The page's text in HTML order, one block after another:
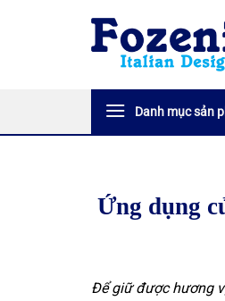
Danh mục sản
Ứng dụng
Để giữ được hương